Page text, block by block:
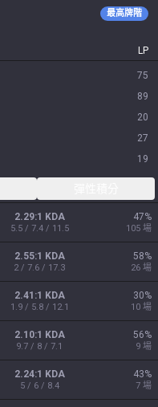
最高牌階
LP
75
89
20
27
19
2.29:1 KDA
5.5 / 7.4 / 11.5
47%
105 場
2.55:1 KDA
2 / 7.6 / 17.3
58%
26 場
2.41:1 KDA
1.9 / 5.8 / 12.1
30%
10 場
2.10:1 KDA
9.7 / 8 / 7.1
56%
9 場
2.24:1 KDA
5 / 6 / 8.4
43%
7 場